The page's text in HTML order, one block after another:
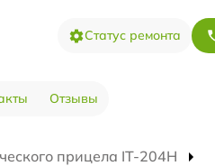
Статус ремонта
Отзывы
прицела IT-204H